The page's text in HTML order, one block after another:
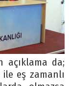
açıklama da;
ile eş zamanlı